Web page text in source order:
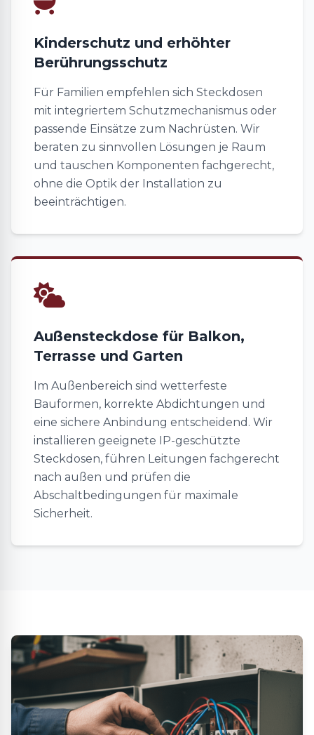
Kinderschutz und erhöhter
Berührungsschutz
Für Familien empfehlen sich Steckdosen
mit integriertem Schutzmechanismus oder
passende Einsätze zum Nachrüsten. Wir
beraten zu sinnvollen Lösungen je Raum
und tauschen Komponenten fachgerecht,
ohne die Optik der Installation zu
beeinträchtigen.
Außensteckdose für Balkon,
Terrasse und Garten
Im Außenbereich sind wetterfeste
Bauformen, korrekte Abdichtungen und
eine sichere Anbindung entscheidend. Wir
installieren geeignete IP-geschützte
Steckdosen, führen Leitungen fachgerecht
nach außen und prüfen die
Abschaltbedingungen für maximale
Sicherheit.